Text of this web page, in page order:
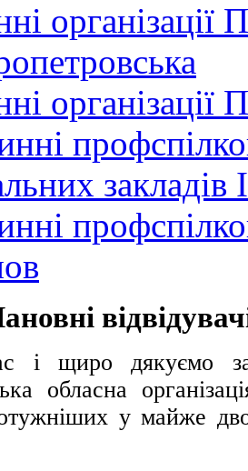
організації
організації
закладів
і щиро дякуємо за
обласна
у майже